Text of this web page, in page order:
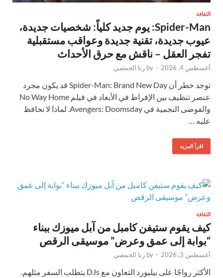
الثقافة
Spider-Man: يوم جديد كلياً: شخصيات جديدة،
عيوب جديدة، تقنية جديدة وعواقب مستقبلية
تفجر العقل – ناقش مع حرق الأحداث
أغسطس 4, 2026 -
by رنا الحمصي
توجد خطر أن Spider-Man: Brand New Day قد يكون مجرد
عنصر تنظيف بين الإفراط في الأبعاد في فيلم No Way Home
والفوضى النجمية في Avengers: Doomsday. لماذا لا نحافظ
عليه …
اقرأ المزيد
الثقافة
كيف يقوم ستيفن كامبل من آبل ميوزك ببناء
“بوابة إلى عمق وعرض” موسيقى الرقص
أغسطس 3, 2026 -
by رنا الحمصي
الأكثر رواجًا على بيلبورد التعاون مع DJs يتطلب السفر مثلهم.